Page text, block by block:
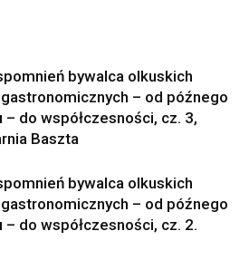
bywalca olkuskich
– od późnego
– do współczesności, cz. 3,
Baszta
bywalca olkuskich
– od późnego
– do współczesności, cz. 2.